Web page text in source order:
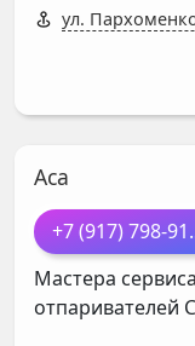
ул.
Аса
+7 (917) 798-91
Мастера
отпаривателей